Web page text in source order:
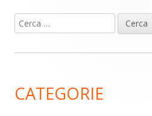
Barra
laterale
Ricerca
per:
CATEGORIE